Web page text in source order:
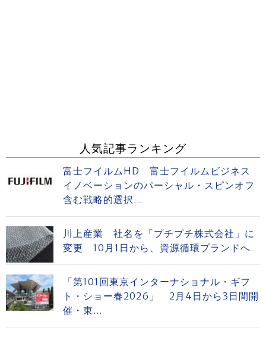
人気記事ランキング
富士フイルムHD 富士フイルムビジネス
イノベーションのパーシャル・スピンオフ
含む戦略的選択...
川上産業 社名を「プチプチ株式会社」に
変更 10月1日から、資源循環ブランドへ
「第101回東京インターナショナル・ギフ
ト・ショー春2026」 2月4日から3日間開
催・東...